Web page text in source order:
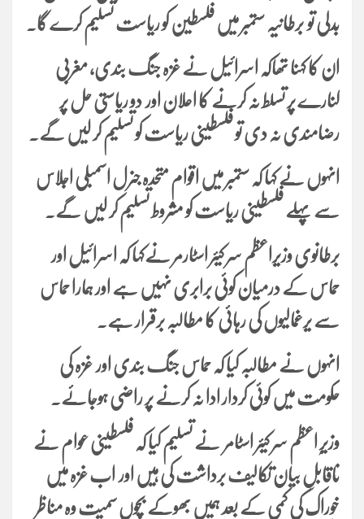
بدلی تو برطانیہ ستمبر میں فلسطین کو ریاست تسلیم کرے گا۔
ان کا کہنا تھاکہ اسرائیل نے غزہ جنگ بندی، مغربی
کنارے پر تسلط نہ کرنے کا اعلان اور دو ریاستی حل پر
رضامندی نہ دی تو فلسطینی ریاست کو تسلیم کر لیں گے۔
انہوں نے کہا کہ ستمبر میں اقوام متحدہ جنرل اسمبلی اجلاس
سے پہلے فلسطینی ریاست کو مشروط تسلیم کر لیں گے۔
برطانوی وزیراعظم سر کیئر اسٹارمر نےکہا کہ اسرائیل اور
حماس کے درمیان کوئی برابری نہیں ہے اور ہمارا حماس
سے یرغمالیوں کی رہائی کا مطالبہ برقرار ہے۔
انہوں نے مطالبہ کیا کہ حماس جنگ بندی اور غزہ کی
حکومت میں کوئی کردار ادا نہ کرنے پر راضی ہوجائے۔
وزیرِ اعظم سر کیئر اسٹامر نے تسلیم کیا کہ فلسطینی عوام نے
ناقابلِ بیان تکالیف برداشت کی ہیں اور اب غزہ میں
خوراک کی کمی کے بعد ہمیں بھوکے بچوں سمیت وہ مناظر